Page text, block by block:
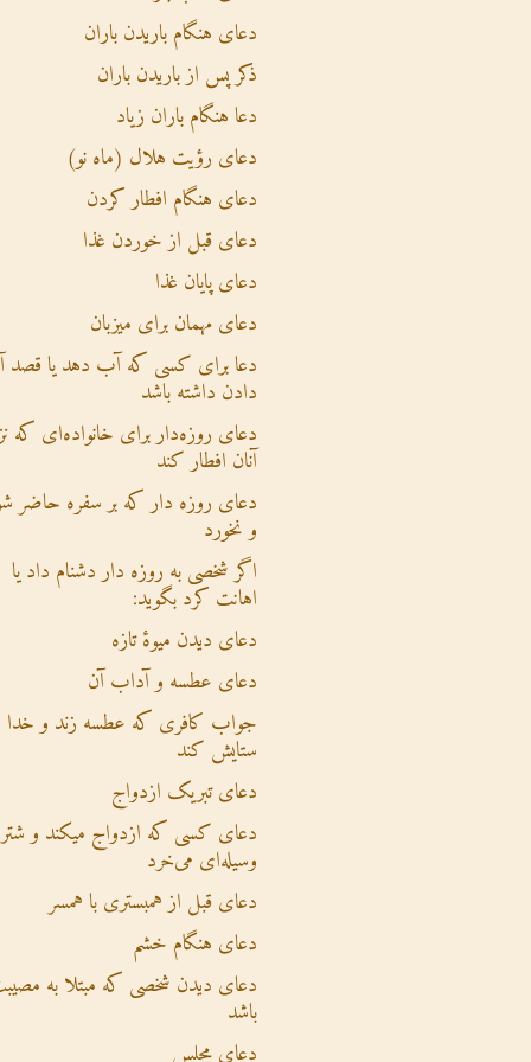
دعای هنگام باریدن باران
ذکر پس از باریدن باران
دعا هنگام باران زیاد
دعای رؤیت هلال (ماه نو)
دعای هنگام افطار کردن
دعای قبل از خوردن غذا
دعای پایان غذا
دعای مهمان برای میزبان
دعا برای کسی که آب دهد یا
دادن داشته باشد
دعای روزه‌دار برای خانواده‌ای که
آنان افطار کند
دعای روزه دار که بر سفره حاضر
و نخورد
اگر شخصی به روزه دار دشنام داد یا
اهانت کرد بگوید:
دعای دیدن میوۀ تازه
دعای عطسه و آداب آن
جواب کافری که عطسه زند و خدا
ستایش کند
دعای تبریک ازدواج
دعای کسی که ازدواج میکند و شتر
وسیله‌ای می‌خرد
دعای قبل از همبستری با همسر
دعای هنگام خشم
دعای دیدن شخصی که مبتلا به
باشد
دعای مجلس